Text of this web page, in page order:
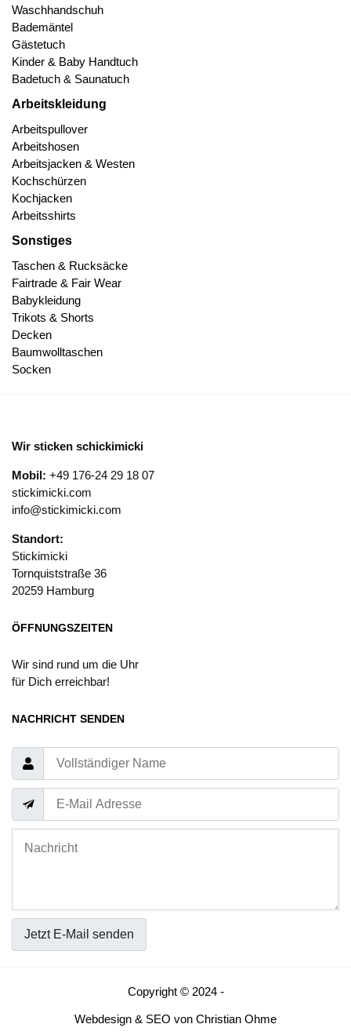
Waschhandschuh
Bademäntel
Gästetuch
Kinder & Baby Handtuch
Badetuch & Saunatuch
Arbeitskleidung
Arbeitspullover
Arbeitshosen
Arbeitsjacken & Westen
Kochschürzen
Kochjacken
Arbeitsshirts
Sonstiges
Taschen & Rucksäcke
Fairtrade & Fair Wear
Babykleidung
Trikots & Shorts
Decken
Baumwolltaschen
Socken
Wir sticken schickimicki
Mobil: +49 176-24 29 18 07
stickimicki.com
info@stickimicki.com
Standort:
Stickimicki
Tornquiststraße 36
20259 Hamburg
ÖFFNUNGSZEITEN
Wir sind rund um die Uhr
für Dich erreichbar!
NACHRICHT SENDEN
Jetzt E-Mail senden
Copyright © 2024 -
Webdesign & SEO von Christian Ohme